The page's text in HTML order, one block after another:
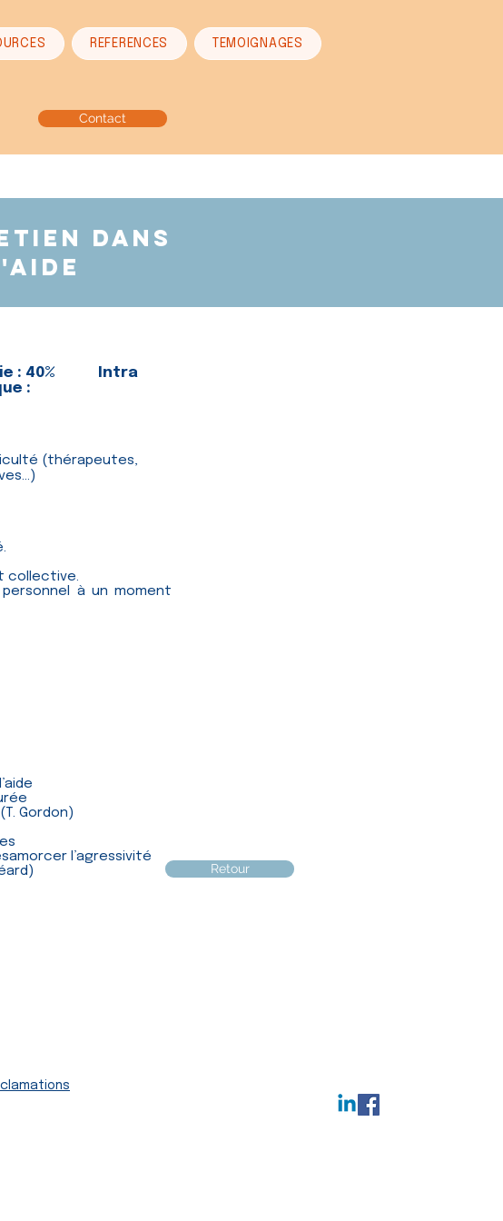
REFERENCES TEMOIGNAGES
Contact
dans
: 40%
:
Intra
(thérapeutes,
collective.
à un moment
Gordon)
l’agressivité
Retour